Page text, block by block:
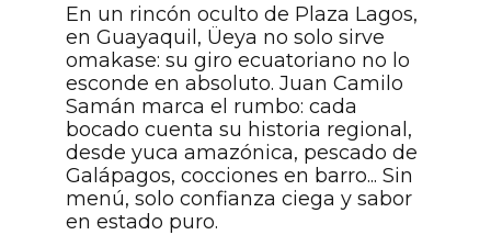
En un rincón oculto de Plaza Lagos,
en Guayaquil, Üeya no solo sirve
omakase: su giro ecuatoriano no lo
esconde en absoluto. Juan Camilo
Samán marca el rumbo: cada
bocado cuenta su historia regional,
desde yuca amazónica, pescado de
Galápagos, cocciones en barro... Sin
menú, solo confianza ciega y sabor
en estado puro.